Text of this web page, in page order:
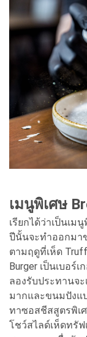
เมนูพิเศษ
เรียกได้ว่าเป็นเม
ปีนั้นจะทำออกมา
ตามฤดูที่เห็ด
Burger เป็นเบอร์
ลองรับประทานจ
มากและขนมปังแ
ทาซอสชีสสูตรพิเ
โชว์สไลด์เห็ดทรั